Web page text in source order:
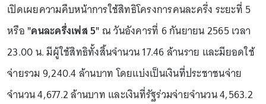
เปิดเผยความคืบหน้าการใช้สิทธิโครงการคนละครึ่ง ระยะที่ 5
หรือ "คนละครึ่งเฟส 5"ณ วันอังคารที่ 6 กันยายน 2565 เวลา
23.00 น. มีผู้ใช้สิทธิทั้งสิ้นจำนวน 17.46 ล้านราย และมียอดใช้
จ่ายรวม 9,240.4 ล้านบาท โดยแบ่งเป็นเงินที่ประชาชนจ่าย
จำนวน 4,677.2 ล้านบาท และเงินที่รัฐร่วมจ่ายจำนวน 4,563.2